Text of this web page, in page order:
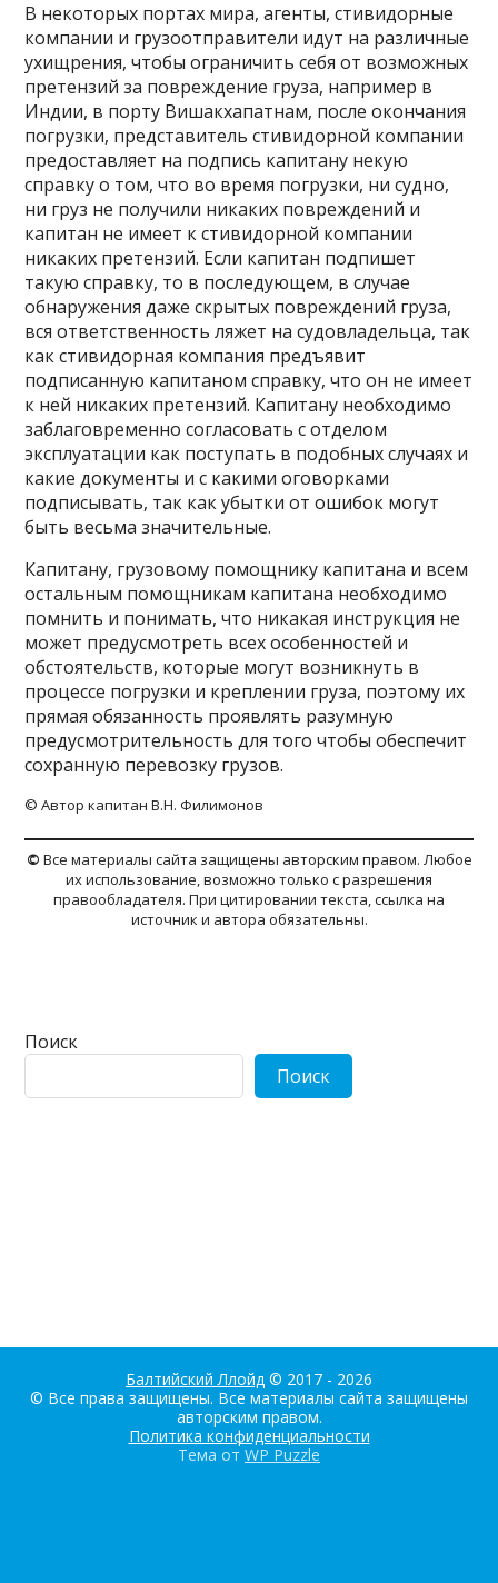
В некоторых портах мира, агенты, стивидорные
компании и грузоотправители идут на различные
ухищрения, чтобы ограничить себя от возможных
претензий за повреждение груза, например в
Индии, в порту Вишакхапатнам, после окончания
погрузки, представитель стивидорной компании
предоставляет на подпись капитану некую
справку о том, что во время погрузки, ни судно,
ни груз не получили никаких повреждений и
капитан не имеет к стивидорной компании
никаких претензий. Если капитан подпишет
такую справку, то в последующем, в случае
обнаружения даже скрытых повреждений груза,
вся ответственность ляжет на судовладельца, так
как стивидорная компания предъявит
подписанную капитаном справку, что он не имеет
к ней никаких претензий. Капитану необходимо
заблаговременно согласовать с отделом
эксплуатации как поступать в подобных случаях и
какие документы и с какими оговорками
подписывать, так как убытки от ошибок могут
быть весьма значительные.
Капитану, грузовому помощнику капитана и всем
остальным помощникам капитана необходимо
помнить и понимать, что никакая инструкция не
может предусмотреть всех особенностей и
обстоятельств, которые могут возникнуть в
процессе погрузки и креплении груза, поэтому их
прямая обязанность проявлять разумную
предусмотрительность для того чтобы обеспечит
сохранную перевозку грузов.
© Автор капитан В.Н. Филимонов
© Все материалы сайта защищены авторским правом. Любое
их использование, возможно только с разрешения
правообладателя. При цитировании текста, ссылка на
источник и автора обязательны.
Поиск
Поиск
Балтийский Ллойд © 2017 - 2026
© Все права защищены. Все материалы сайта защищены
авторским правом.
Политика конфиденциальности
Тема от WP Puzzle